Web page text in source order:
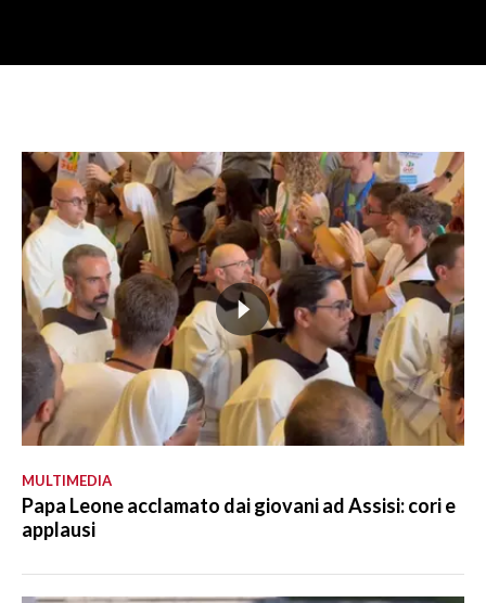
MULTIMEDIA
Papa Leone acclamato dai giovani ad Assisi: cori e
applausi